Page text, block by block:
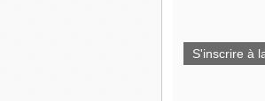
S'inscrire à